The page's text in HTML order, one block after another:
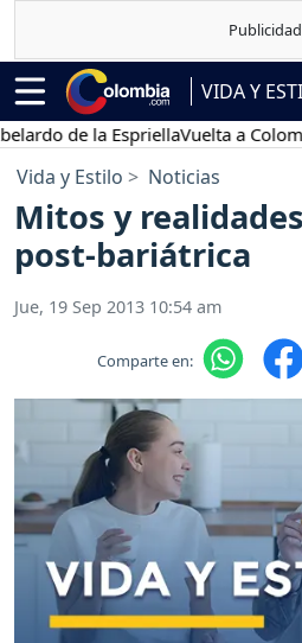
VIDA Y
de la EspriellaVuelta a Colombia
Vida y Estilo Noticias
Mitos y
post-bariátrica
Jue, 19 Sep 2013 10:54 am
Comparte en: